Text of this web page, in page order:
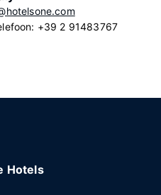
+39 2 91483767
Hotels